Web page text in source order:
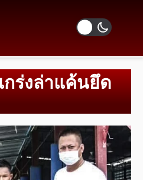
ร่งล่าแค้นยึด